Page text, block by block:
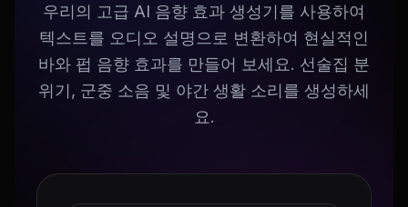
우리의 고급 AI 음향 효과 생성기를 사용하여
텍스트를 오디오 설명으로 변환하여 현실적인
바와 펍 음향 효과를 만들어 보세요. 선술집 분
위기, 군중 소음 및 야간 생활 소리를 생성하세
요.